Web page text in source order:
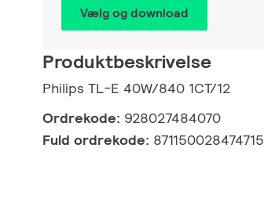
Vælg og download
Produktbeskrivelse
Philips TL-E 40W/840 1CT/12
Ordrekode: 928027484070
Fuld ordrekode: 871150028474715